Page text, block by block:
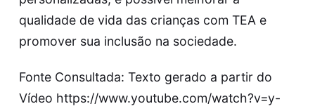
qualidade de vida das crianças com TEA e
promover sua inclusão na sociedade.
Fonte Consultada: Texto gerado a partir do
Vídeo https://www.youtube.com/watch?v=y-